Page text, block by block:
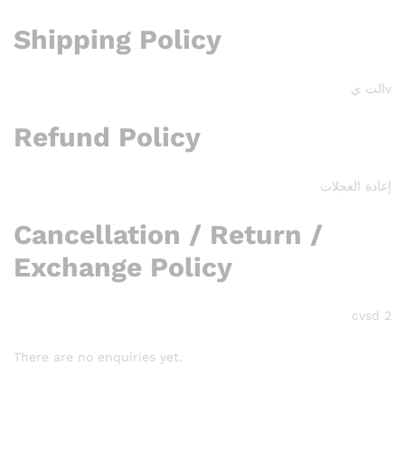
Shipping Policy
vالت ي
Refund Policy
إعادة العجلات
Cancellation / Return /
Exchange Policy
cvsd 2
There are no enquiries yet.